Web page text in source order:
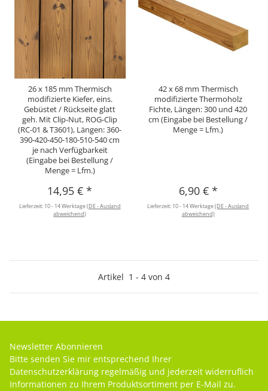
26 x 185 mm Thermisch
modifizierte Kiefer, eins.
Gebüstet / Rückseite glatt
geh. Mit Clip-Nut, ROG-Clip
(RC-01 & T3601), Längen: 360-
390-420-450-180-510-540 cm
je nach Verfügbarkeit
(Eingabe bei Bestellung /
Menge = Lfm.)
14,95 €*
Lieferzeit: 10 - 14 Werktage(DE - Ausland
abweichend)
42 x 68 mm Thermisch
modifizierte Thermoholz
Fichte, Längen: 300 und 420
cm (Eingabe bei Bestellung /
Menge = Lfm.)
6,90 € *
Lieferzeit: 10 - 14 Werktage(DE - Ausland
abweichend)
Artikel 1 - 4 von 4
Newsletter Abonnieren
Bitte senden Sie mir entsprechend Ihrer
Datenschutzerklärung regelmäßig und jederzeit widerruflich
Informationen zu Ihrem Produktsortiment per E-Mail zu.